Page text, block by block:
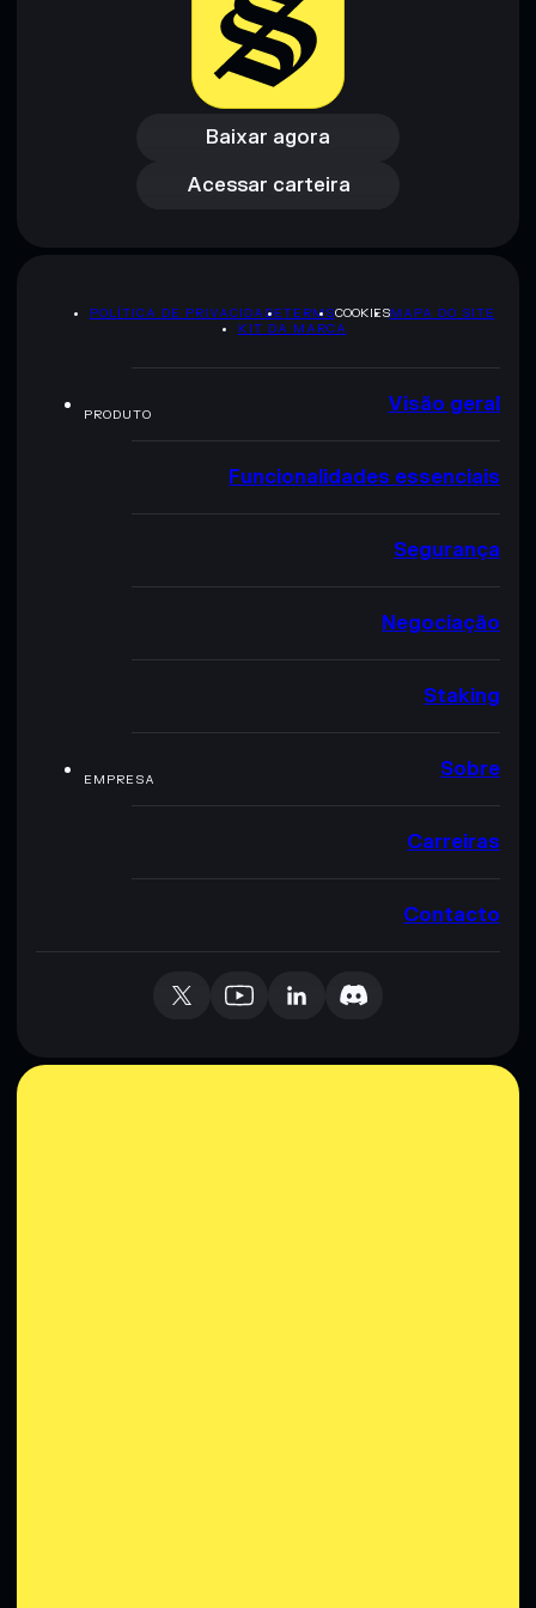
Baixar agora
Baixar agora
Acessar carteira
Acessar carteira
POLÍTICA DE PRIVACIDADETERMSCOOKIESMAPA DO SITE
KIT DA MARCA
PRODUTO Visão geral
Funcionalidades essenciais
Segurança
Negociação
Staking
EMPRESA Sobre
Carreiras
Contacto